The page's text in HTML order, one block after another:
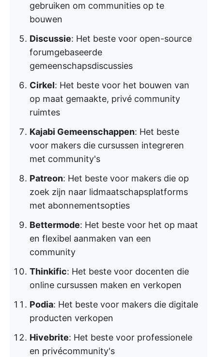
gebruiken om communities op te
bouwen
Discussie: Het beste voor open-source
forumgebaseerde
gemeenschapsdiscussies
Cirkel: Het beste voor het bouwen van
op maat gemaakte, privé community
ruimtes
Kajabi Gemeenschappen: Het beste
voor makers die cursussen integreren
met community's
Patreon: Het beste voor makers die op
zoek zijn naar lidmaatschapsplatforms
met abonnementsopties
Bettermode: Het beste voor het op maat
en flexibel aanmaken van een
community
Thinkific: Het beste voor docenten die
online cursussen maken en verkopen
Podia: Het beste voor makers die digitale
producten verkopen
Hivebrite: Het beste voor professionele
en privécommunity's